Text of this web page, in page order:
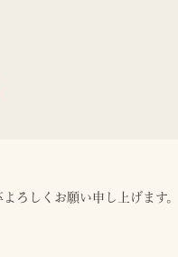
ろしくお願い申し上げます。